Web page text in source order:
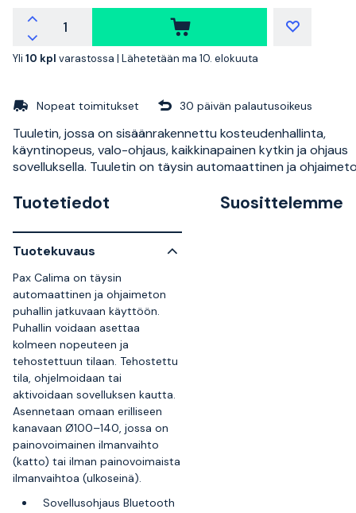
Yli 10 kpl varastossa | Lähetetään ma 10. elokuuta
Nopeat toimitukset 30 päivän palautusoikeus
Tuuletin, jossa on sisäänrakennettu kosteudenhallinta,
käyntinopeus, valo-ohjaus, kaikkinapainen kytkin ja ohjaus
sovelluksella. Tuuletin on täysin automaattinen ja
Tuotetiedot
Tuotekuvaus
Pax Calima on täysin
automaattinen ja ohjaimeton
puhallin jatkuvaan käyttöön.
Puhallin voidaan asettaa
kolmeen nopeuteen ja
tehostettuun tilaan. Tehostettu
tila, ohjelmoidaan tai
aktivoidaan sovelluksen kautta.
Asennetaan omaan erilliseen
kanavaan Ø100–140, jossa on
painovoimainen ilmanvaihto
(katto) tai ilman painovoimaista
ilmanvaihtoa (ulkoseinä).
Sovellusohjaus Bluetooth
Suosittelemme